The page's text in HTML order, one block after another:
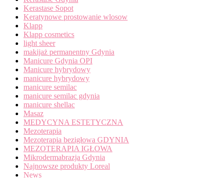
Kerastase Sopot
Keratynowe prostowanie wlosow
Klapp
Klapp cosmetics
light sheer
makijaż permanentny Gdynia
Manicure Gdynia OPI
Manicure hybrydowy
manicure hybrydowy
manicure semilac
manicure semilac gdynia
manicure shellac
Masaz
MEDYCYNA ESTETYCZNA
Mezoterapia
Mezoterapia bezigłowa GDYNIA
MEZOTERAPIA IGŁOWA
Mikrodermabrazja Gdynia
Najnowsze produkty Loreal
News